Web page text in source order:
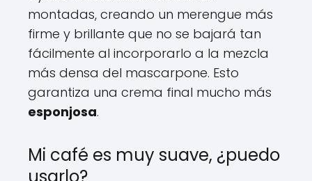
montadas, creando un merengue más
firme y brillante que no se bajará tan
fácilmente al incorporarlo a la mezcla
más densa del mascarpone. Esto
garantiza una crema final mucho más
esponjosa.
Mi café es muy suave, ¿puedo